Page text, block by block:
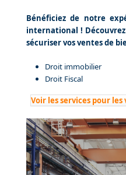
Bénéficiez de notre
international !
sécuriser vos ventes de
Droit immobilier
Droit Fiscal
Voir les services pour